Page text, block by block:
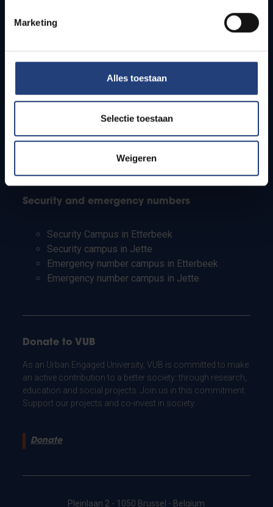
Marketing
Alles toestaan
Selectie toestaan
Weigeren
Students
PhD students
Teachers and secondary schools
Working students
Security and emergency numbers
Security Campus in Etterbeek
Security campus in Jette
Emergency number campus in Etterbeek
Emergency number campus in Jette
Donate to VUB
As an Urban Engaged University, VUB is committed to make
an active contribution to a better society: through research,
education and social projects. Join us in this commitment.
Support our projects and co-invest in society.
Donate
Pleinlaan 2 - 1050 Brussel - Belgium